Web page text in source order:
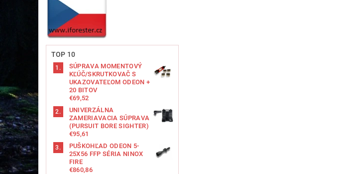
TOP 10
SÚPRAVA MOMENTOVÝ
KĽÚČ/SKRUTKOVAČ S
UKAZOVATEĽOM ODEON +
20 BITOV
€69,52
UNIVERZÁLNA
ZAMERIAVACIA SÚPRAVA
(PURSUIT BORE SIGHTER)
€95,61
PUŠKOHĽAD ODEON 5-
25X56 FFP SÉRIA NINOX
FIRE
€860,86